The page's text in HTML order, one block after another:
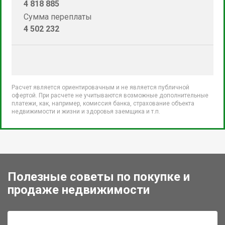
4 818 885
Сумма переплаты
4 502 232
Расчет является ориентировачным и не является публичной
офертой. При расчете не учитываются возможные дополнительные
платежи, как, например, комиссия банка, страхование объекта
недвижимости и жизни и здоровья заемщика и т.п.
Полезные советы по покупке и
продаже недвижимости